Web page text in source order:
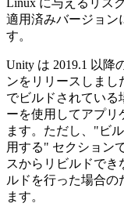
適用済みバージョン
す。
Unity は 2019.1 以降
ンをリリースしまし
でビルドされている
ーを使用してアプリ
ます。ただし、"ビ
用する" セクション
スからリビルドでき
ルドを行った場合の
ます。